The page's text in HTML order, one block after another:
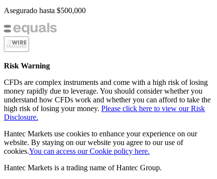
Asegurado hasta $500,000
Risk Warning
CFDs are complex instruments and come with a high risk of losing
money rapidly due to leverage. You should consider whether you
understand how CFDs work and whether you can afford to take the
high risk of losing your money. Please click here to view our Risk
Disclosure.
Hantec Markets use cookies to enhance your experience on our
website. By staying on our website you agree to our use of
cookies.You can access our Cookie policy here.
Hantec Markets is a trading name of Hantec Group.